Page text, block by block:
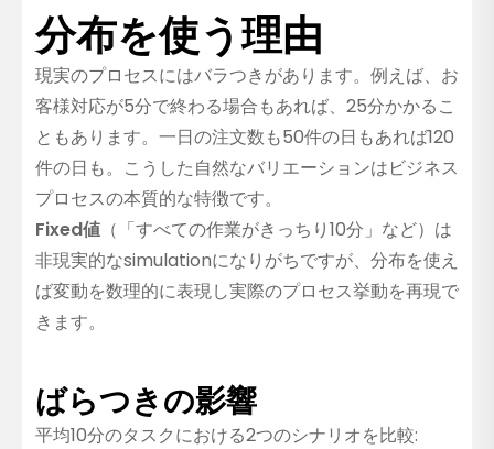
分布を使う理由
現実のプロセスにはバラつきがあります。例えば、お
客様対応が5分で終わる場合もあれば、25分かかるこ
ともあります。一日の注文数も50件の日もあれば120
件の日も。こうした自然なバリエーションはビジネス
プロセスの本質的な特徴です。
Fixed値 （「すべての作業がきっちり10分」など）は
非現実的なsimulationになりがちですが、分布を使え
ば変動を数理的に表現し実際のプロセス挙動を再現で
きます。
ばらつきの影響
平均10分のタスクにおける2つのシナリオを比較: